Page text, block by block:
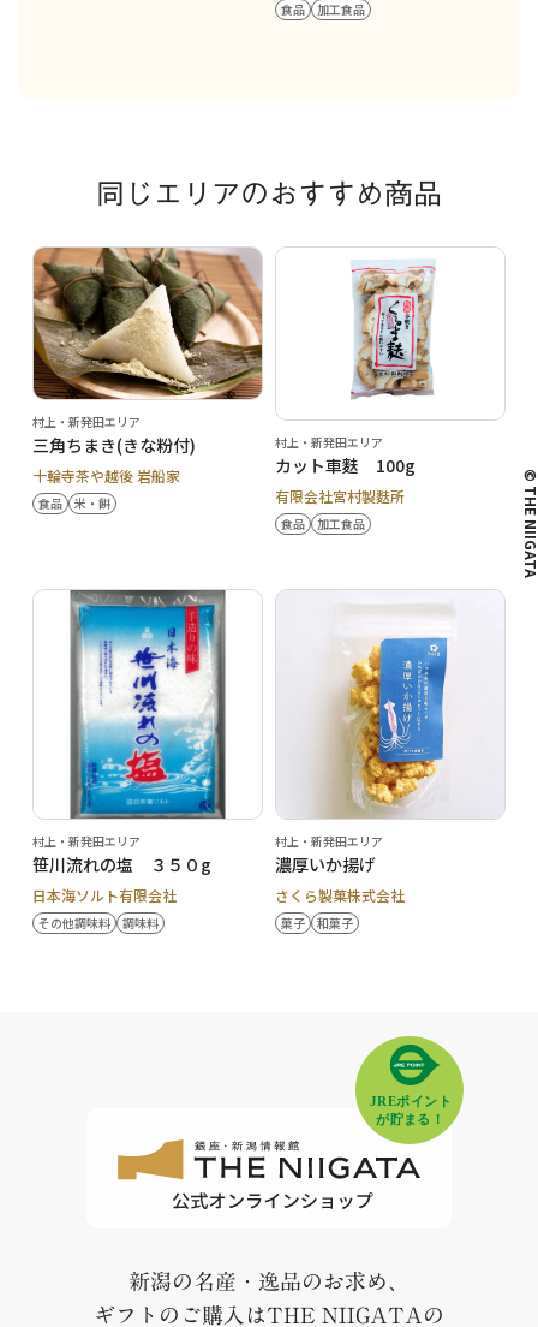
食品 加工食品
同じエリアのおすすめ商品
村上・新発田エリア
三角ちまき(きな粉付)
十輪寺茶や越後 岩船家
食品 米・餅
村上・新発田エリア
カット車麩 100g
有限会社宮村製麩所
食品 加工食品
村上・新発田エリア
笹川流れの塩 ３５０g
日本海ソルト有限会社
その他調味料 調味料
村上・新発田エリア
濃厚いか揚げ
さくら製菓株式会社
菓子 和菓子
新潟の名産・逸品のお求め、
ギフトのご購入はTHE NIIGATAの
© THE